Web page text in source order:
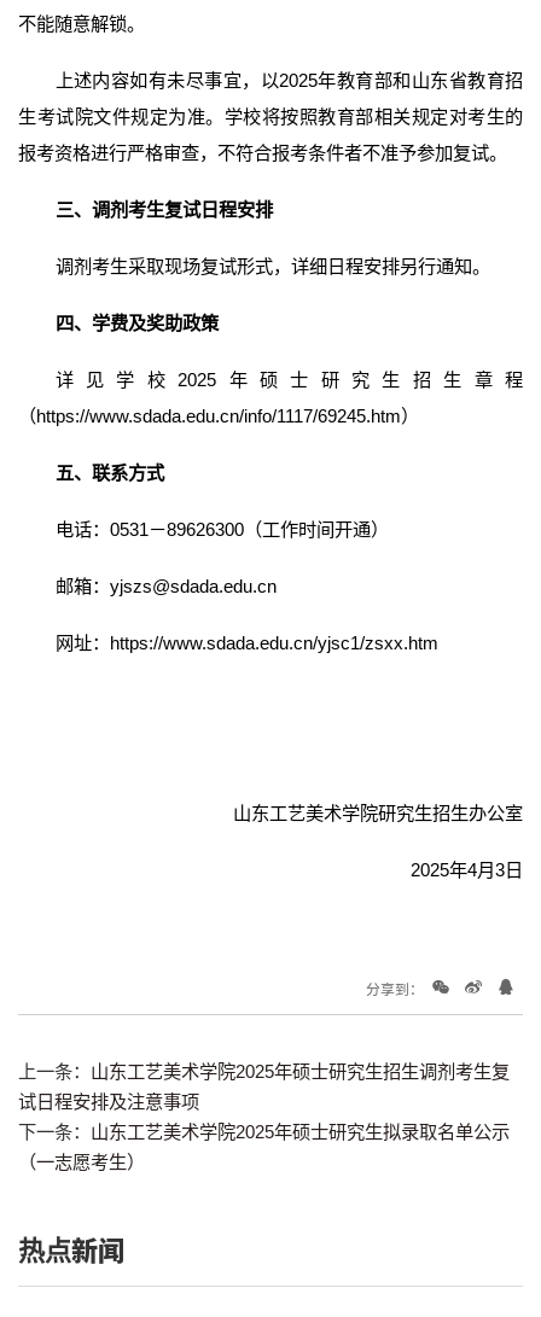
不能随意解锁。
上述内容如有未尽事宜，以2025年教育部和山东省教育招
生考试院文件规定为准。学校将按照教育部相关规定对考生的
报考资格进行严格审查，不符合报考条件者不准予参加复试。
三、调剂考生复试日程安排
调剂考生采取现场复试形式，详细日程安排另行通知。
四、学费及奖助政策
详见学校2025年硕士研究生招生章程
（https://www.sdada.edu.cn/info/1117/69245.htm）
五、联系方式
电话：0531－89626300（工作时间开通）
邮箱：yjszs@sdada.edu.cn
网址： https://www.sdada.edu.cn/yjsc1/zsxx.htm
山东工艺美术学院研究生招生办公室
2025年4月3日
分享到：
上一条： 山东工艺美术学院2025年硕士研究生招生调剂考生复
试日程安排及注意事项
下一条： 山东工艺美术学院2025年硕士研究生拟录取名单公示
（一志愿考生）
热点新闻